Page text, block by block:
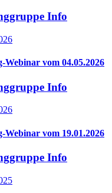
Info
Webinar vom 04.05.2026
Info
Webinar vom 19.01.2026
Info